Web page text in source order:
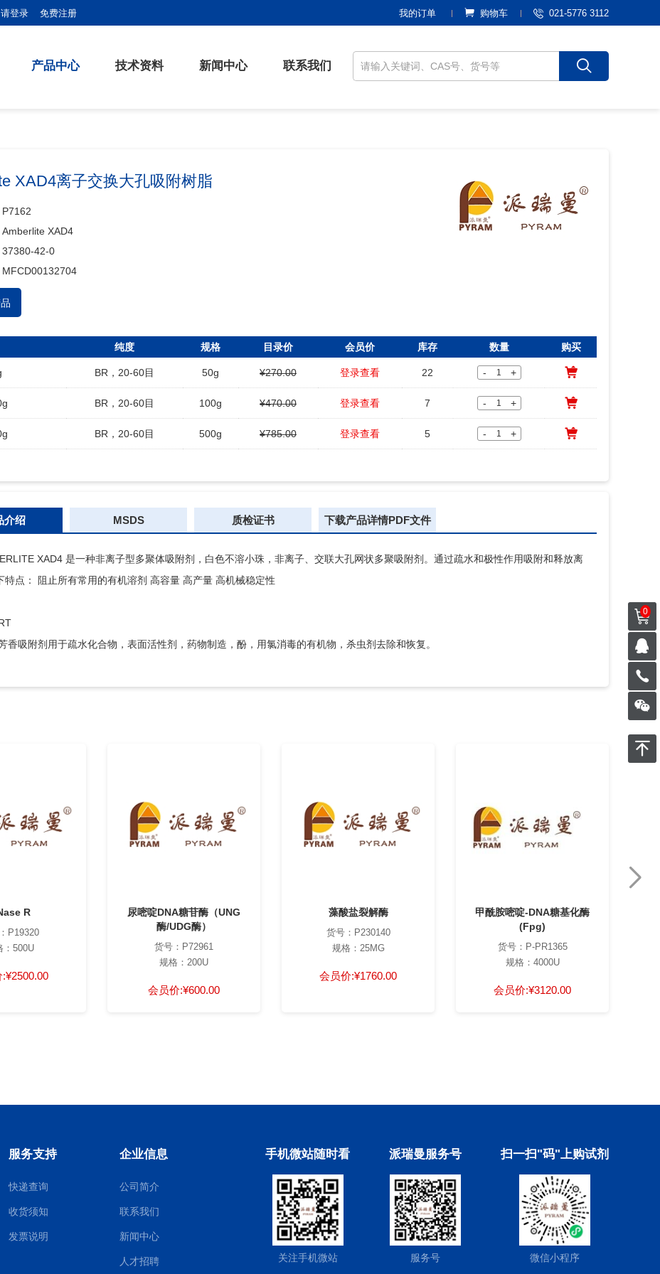
请登录 免费注册 我的订单 购物车 021-5776 3112
产品中心 技术资料 新闻中心 联系我们
XAD4离子交换大孔吸附树脂
P7162
Amberlite XAD4
37380-42-0
MFCD00132704
纯度 规格 目录价 会员价 库存 数量 购买
BR，20-60目 50g ¥270.00 登录查看 22 - +
BR，20-60目 100g ¥470.00 登录查看 7 - +
BR，20-60目 500g ¥785.00 登录查看 5 - +
介绍 MSDS 质检证书 下载产品详情PDF文件
XAD4 是一种非离子型多聚体吸附剂，白色不溶小珠，非离子、交联大孔网状多聚吸附剂。通过疏水和极性作用吸附和释放离
特点： 阻止所有常用的有机溶剂 高容量 高产量 高机械稳定性
香吸附剂用于疏水化合物，表面活性剂，药物制造，酚，用氯消毒的有机物，杀虫剂去除和恢复。
R
P19320
：500U
:¥2500.00
尿嘧啶DNA糖苷酶（UNG
酶/UDG酶）
货号：P72961
规格：200U
会员价:¥600.00
藻酸盐裂解酶
货号：P230140
规格：25MG
会员价:¥1760.00
甲酰胺嘧啶-DNA糖基化酶
(Fpg)
货号：P-PR1365
规格：4000U
会员价:¥3120.00
服务支持
快递查询
收货须知
发票说明
企业信息
公司简介
联系我们
新闻中心
人才招聘
手机微站随时看
关注手机微站
派瑞曼服务号
服务号
扫一扫"码"上购试剂
微信小程序
0